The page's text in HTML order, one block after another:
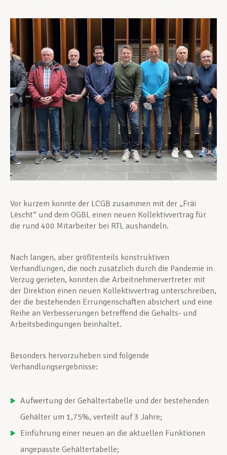
Unterstützung im Privatleben
Berufliche Weiterentwicklung
Mitglied werden
Aktuell
Vor kurzem konnte der LCGB zusammen mit der „Fräi
Lëscht“ und dem OGBL einen neuen Kollektivvertrag für
die rund 400 Mitarbeiter bei RTL aushandeln.
Nach langen, aber größtenteils konstruktiven
Verhandlungen, die noch zusätzlich durch die Pandemie in
Verzug gerieten, konnten die Arbeitnehmervertreter mit
der Direktion einen neuen Kollektivvertrag unterschreiben,
der die bestehenden Errungenschaften absichert und eine
Reihe an Verbesserungen betreffend die Gehalts- und
Arbeitsbedingungen beinhaltet.
Besonders hervorzuheben sind folgende
Verhandlungsergebnisse:
Aufwertung der Gehältertabelle und der bestehenden
Gehälter um 1,75%, verteilt auf 3 Jahre;
Einführung einer neuen an die aktuellen Funktionen
angepasste Gehältertabelle;